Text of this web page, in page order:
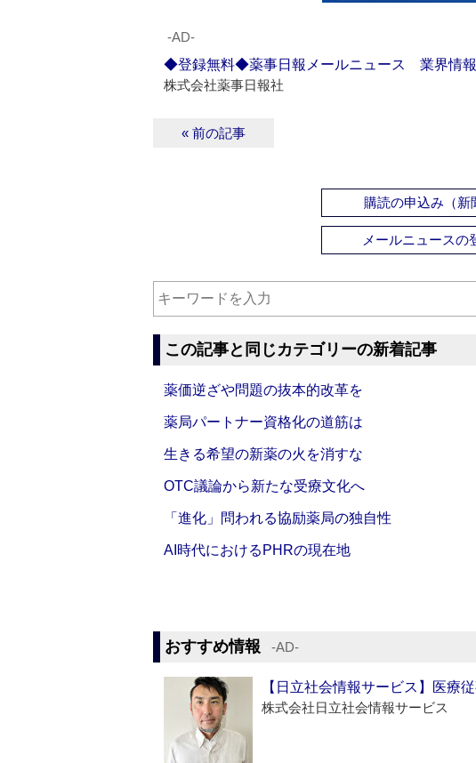
‐AD‐
◆登録無料◆薬事日報メールニュース 業界情報
株式会社薬事日報社
« 前の記事
購読の申込み（新
メールニュースの
この記事と同じカテゴリーの新着記事
薬価逆ざや問題の抜本的改革を
薬局パートナー資格化の道筋は
生きる希望の新薬の火を消すな
OTC議論から新たな受療文化へ
「進化」問われる協励薬局の独自性
AI時代におけるPHRの現在地
おすすめ情報 ‐AD‐
【日立社会情報サービス】医療
株式会社日立社会情報サービス